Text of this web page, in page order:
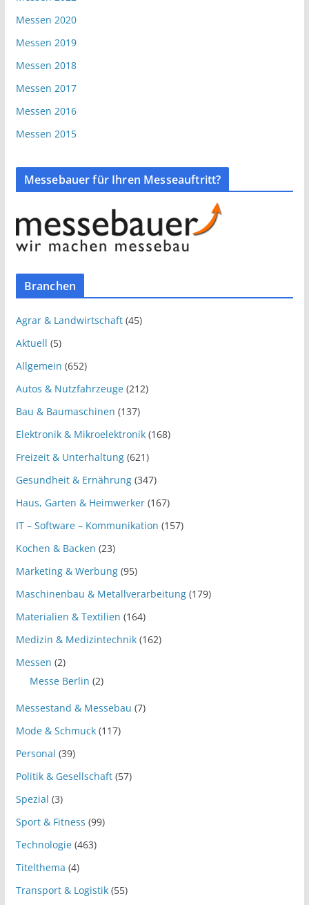
Messen 2020
Messen 2019
Messen 2018
Messen 2017
Messen 2016
Messen 2015
Messebauer für Ihren Messeauftritt?
Branchen
Agrar & Landwirtschaft(45)
Aktuell (5)
Allgemein (652)
Autos & Nutzfahrzeuge(212)
Bau & Baumaschinen (137)
Elektronik & Mikroelektronik(168)
Freizeit & Unterhaltung(621)
Gesundheit & Ernährung(347)
Haus, Garten & Heimwerker(167)
IT – Software – Kommunikation (157)
Kochen & Backen (23)
Marketing & Werbung(95)
Maschinenbau & Metallverarbeitung(179)
Materialien & Textilien (164)
Medizin & Medizintechnik(162)
Messen (2)
Messe Berlin (2)
Messestand & Messebau (7)
Mode & Schmuck(117)
Personal (39)
Politik & Gesellschaft(57)
Spezial (3)
Sport & Fitness (99)
Technologie(463)
Titelthema (4)
Transport & Logistik(55)